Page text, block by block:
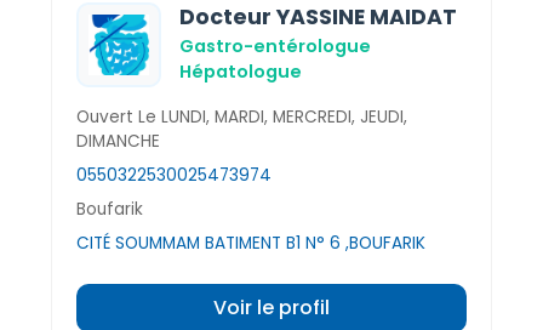
Docteur YASSINE MAIDAT
Gastro-entérologue
Hépatologue
Ouvert Le LUNDI, MARDI, MERCREDI, JEUDI,
DIMANCHE
0550322530025473974
Boufarik
CITÉ SOUMMAM BATIMENT B1 N° 6 ,BOUFARIK
Voir le profil